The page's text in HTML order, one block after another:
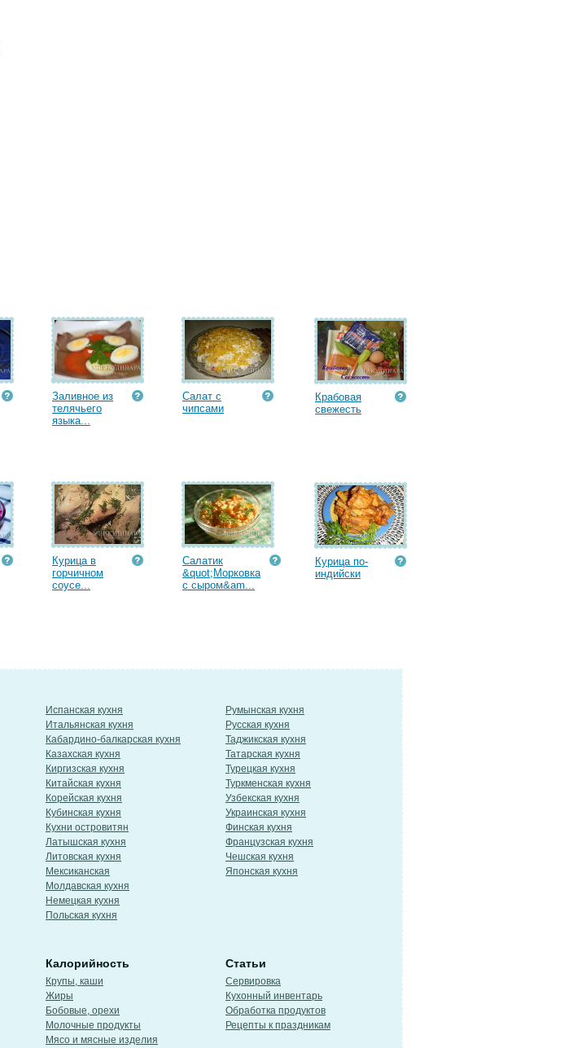
Заливное из
телячьего
языка...
Салат с
чипсами
Крабовая
cвежесть
Курица в
горчичном
соусе...
Салатик
&quot;Морковка
с сыром&am...
Курица по-
индийски
Испанская кухня
Итальянская кухня
Кабардино-балкарская кухня
Казахская кухня
Киргизская кухня
Китайская кухня
Корейская кухня
Кубинская кухня
Кухни островитян
Латышская кухня
Литовская кухня
Мексиканская
Молдавская кухня
Немецкая кухня
Польская кухня
Румынская кухня
Русская кухня
Таджикская кухня
Татарская кухня
Турецкая кухня
Туркменская кухня
Узбекская кухня
Украинская кухня
Финская кухня
Французская кухня
Чешская кухня
Японская кухня
Калорийность
Крупы, каши
Жиры
Бобовые, орехи
Молочные продукты
Мясо и мясные изделия
Статьи
Сервировка
Кухонный инвентарь
Обработка продуктов
Рецепты к праздникам